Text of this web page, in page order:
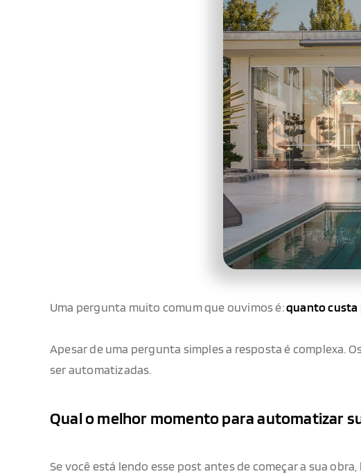
Uma pergunta muito comum que ouvimos é:quanto custa
Apesar de uma pergunta simples a resposta é complexa.
ser automatizadas.
Qual o melhor momento para automatizar
Se você está lendo esse post antes de começar a sua